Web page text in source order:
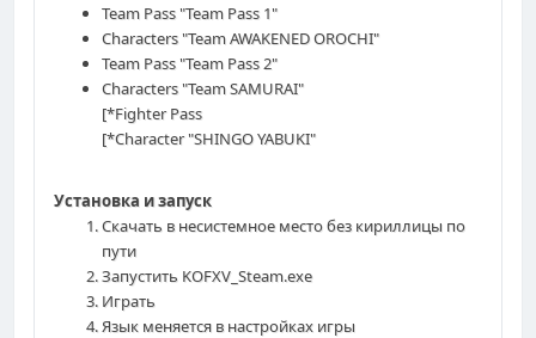
Team Pass "Team Pass 1"
Characters "Team AWAKENED OROCHI"
Team Pass "Team Pass 2"
Characters "Team SAMURAI"
[*Fighter Pass
[*Character "SHINGO YABUKI"
Установка и запуск
Скачать в несистемное место без кириллицы по
пути
Запустить KOFXV_Steam.exe
Играть
Язык меняется в настройках игры